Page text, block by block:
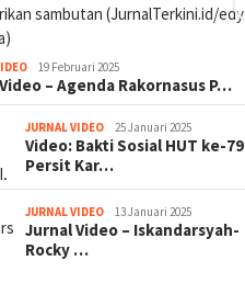
19 Februari 2025
– Agenda Rakornasus P…
JURNAL VIDEO 25 Januari 2025
Video: Bakti Sosial HUT ke-79
Persit Kar…
JURNAL VIDEO 13 Januari 2025
Jurnal Video – Iskandarsyah-
Rocky …